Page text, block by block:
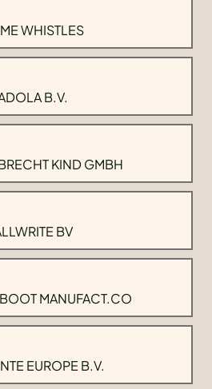
WHISTLES
B.V.
KIND GMBH
BV
MANUFACT.CO
EUROPE B.V.